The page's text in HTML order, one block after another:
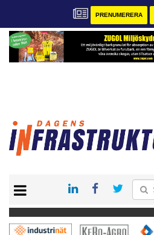
PRENUMERERA
KONTAKT